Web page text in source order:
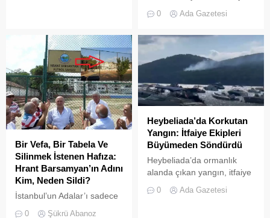
ruhsat usulsüzlüğü ve adres
Adalar Belediyesi tarafından
mühürlendi.
0 Ada Gazetesi
Bir Vefa, Bir Tabela Ve
Silinmek İstenen Hafıza:
Hrant Barsamyan’ın Adını
Kim, Neden Sildi?
İstanbul’un Adalar’ı sadece
0 Şükrü Abanoz
Heybeliada’da Korkutan
Yangın: İtfaiye Ekipleri
Büyümeden Söndürdü
Heybeliada’da ormanlık
alanda çıkan yangın, itfaiye
sayesinde büyümeden ve
0 Ada Gazetesi